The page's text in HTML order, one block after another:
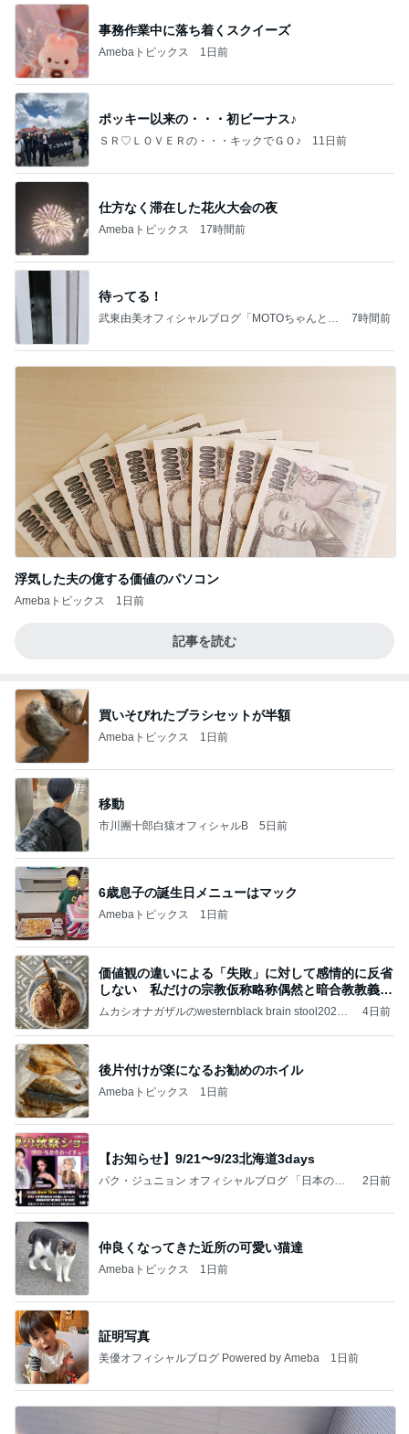
事務作業中に落ち着くスクイーズ
Amebaトピックス 1日前
ポッキー以来の・・・初ビーナス♪
ＳＲ♡ＬＯＶＥＲの・・・キックでＧＯ♪ 11日前
仕方なく滞在した花火大会の夜
Amebaトピックス 17時間前
待ってる！
武東由美オフィシャルブログ「MOTOちゃんとの
7時間前
浮気した夫の億する価値のパソコン
Amebaトピックス 1日前
記事を読む
買いそびれたブラシセットが半額
Amebaトピックス 1日前
移動
市川團十郎白猿オフィシャルB 5日前
6歳息子の誕生日メニューはマック
Amebaトピックス 1日前
価値観の違いによる「失敗」に対して感情的に反省
しない 私だけの宗教仮称略称偶然と暗合教教義候
補
ムカシオナガザルのwesternblack brain stool2024
ガザル
4日前
後片付けが楽になるお勧めのホイル
Amebaトピックス 1日前
【お知らせ】9/21〜9/23北海道3days
パク・ジュニョン オフィシャルブログ 「日本の
2日前
仲良くなってきた近所の可愛い猫達
Amebaトピックス 1日前
証明写真
美優オフィシャルブログ Powered by Ameba 1日前